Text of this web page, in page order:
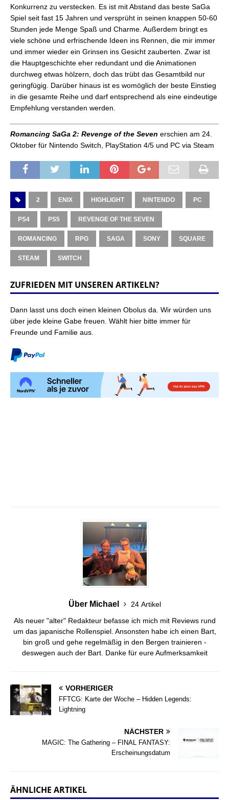
Konkurrenz zu verstecken. Es ist mit Abstand das beste SaGa
Spiel seit fast 15 Jahren und versprüht in seinen knappen 50-60
Stunden jede Menge Spaß und Charme. Außerdem bringt es
viele schöne und erfrischende Ideen ins Rennen, die mir immer
und immer wieder ein Grinsen ins Gesicht zauberten. Zwar ist
die Hauptgeschichte eher redundant und die Animationen
durchweg etwas hölzern, doch das trübt das Gesamtbild nur
geringfügig. Darüber hinaus ist es womöglich der beste Einstieg
in die gesamte Reihe und darf entsprechend als eine eindeutige
Empfehlung verstanden werden.
Romancing SaGa 2: Revenge of the Seven erschien am 24.
Oktober für Nintendo Switch, PlayStation 4/5 und PC via Steam
2 ENIX HIGHLIGHT NINTENDO PC
PS4 PS5 REVENGE OF THE SEVEN
ROMANCING RPG SAGA SONY SQUARE
STEAM SWITCH
ZUFRIEDEN MIT UNSEREN ARTIKELN?
Dann lasst uns doch einen kleinen Obolus da. Wir würden uns
über jede kleine Gabe freuen. Wählt hier bitte immer für
Freunde und Familie aus.
Über Michael
24 Artikel
Als neuer "alter" Redakteur befasse ich mich mit Reviews rund
um das japanische Rollenspiel. Ansonsten habe ich einen Bart,
bin groß und gehe regelmäßig in den Bergen trainieren -
deswegen auch der Bart. Danke für eure Aufmerksamkeit
VORHERIGER
FFTCG: Karte der Woche – Hidden Legends:
Lightning
NÄCHSTER
MAGIC: The Gathering – FINAL FANTASY:
Erscheinungsdatum
ÄHNLICHE ARTIKEL